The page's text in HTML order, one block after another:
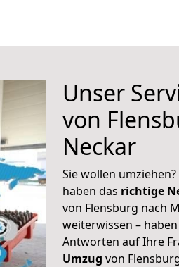
Unser
von
Neckar
Sie wollen
haben das richtige
von Flensburg nach
weiterwissen –
Antworten auf Ihre
Umzug von